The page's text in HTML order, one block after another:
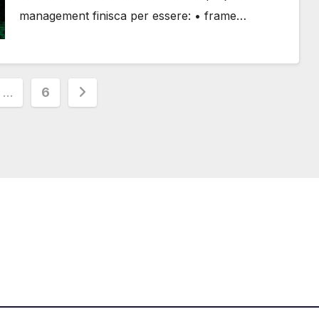
management finisca per essere: • frame…
… 6